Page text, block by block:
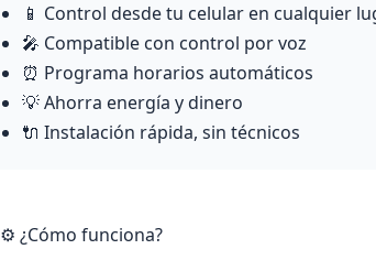
📱 Control desde tu celular en cualquier
🎤 Compatible con control por voz
⏰ Programa horarios automáticos
💡 Ahorra energía y dinero
🔌 Instalación rápida, sin técnicos
⚙️ ¿Cómo funciona?